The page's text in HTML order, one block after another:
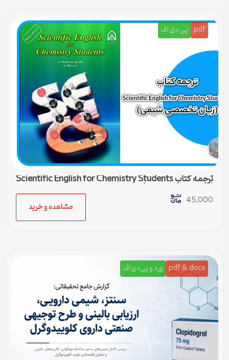
pdf پی دی اف
ترجمه کتاب Scientific English for Chemistry Students
(زبان تخصصی شیمی) – درس اول
45,000
مشاهده و خرید
pdf & docx ورد و پی‌دی‌اف